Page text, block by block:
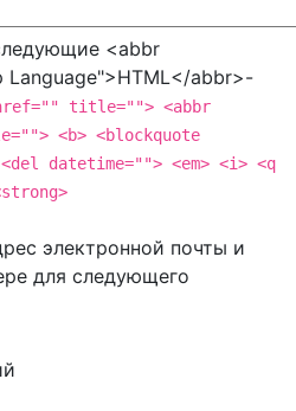
<abbr
abbr>-
title=""> <abbr
<b> <blockquote
datetime=""> <em> <i> <q
электронной почты и
для следующего